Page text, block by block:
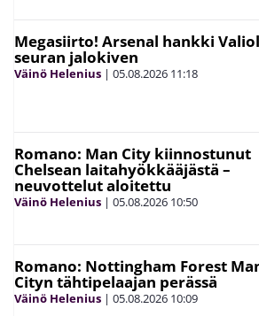
Megasiirto! Arsenal hankki
seuran jalokiven
Väinö Helenius | 05.08.2026 11:18
Romano: Man City kiinnostunut
Chelsean laitahyökkääjästä –
neuvottelut aloitettu
Väinö Helenius | 05.08.2026 10:50
Romano: Nottingham Forest
Cityn tähtipelaajan perässä
Väinö Helenius | 05.08.2026 10:09